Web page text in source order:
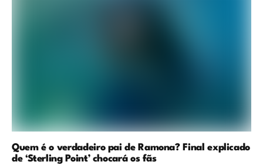
Quem é o verdadeiro pai de Ramona? Final explicado
de ‘Sterling Point’ chocará os fãs